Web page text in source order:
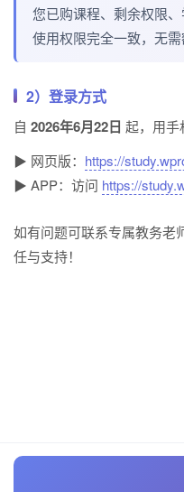
您已购课程、剩余权限
使用权限完全一致，无需
2）登录方式
自 2026年6月22日 起，用手
▶ 网页版： https://
▶ APP：访问 https://
如有问题可联系专属教务老
任与支持！